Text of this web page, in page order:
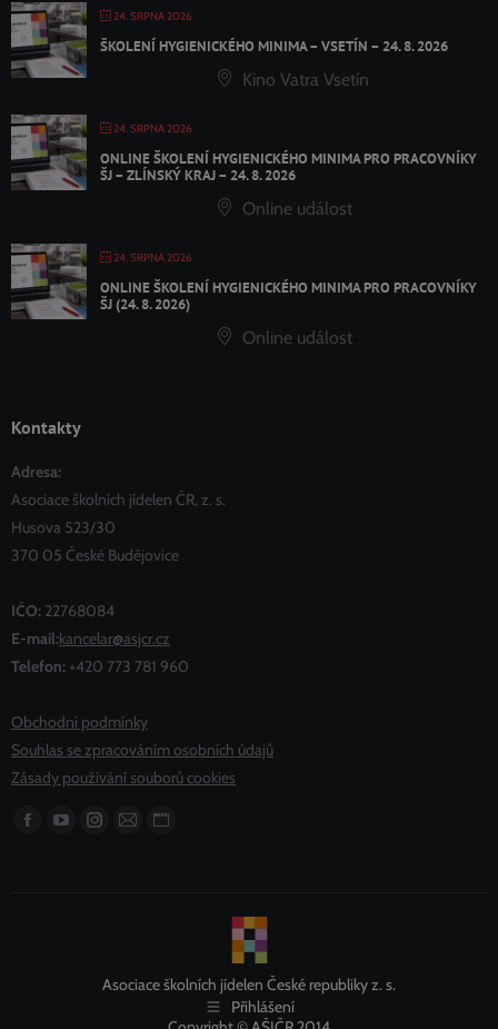
24. SRPNA 2026
ŠKOLENÍ HYGIENICKÉHO MINIMA – VSETÍN – 24. 8. 2026
Kino Vatra Vsetín
24. SRPNA 2026
ONLINE ŠKOLENÍ HYGIENICKÉHO MINIMA PRO PRACOVNÍKY
ŠJ – ZLÍNSKÝ KRAJ – 24. 8. 2026
Online událost
24. SRPNA 2026
ONLINE ŠKOLENÍ HYGIENICKÉHO MINIMA PRO PRACOVNÍKY
ŠJ (24. 8. 2026)
Online událost
Kontakty
Adresa:
Asociace školních jídelen ČR, z. s.
Husova 523/30
370 05 České Budějovice
IČO: 22768084
E-mail:kancelar@asjcr.cz
Telefon: +420 773 781 960
Obchodní podmínky
Souhlas se zpracováním osobních údajů
Zásady používání souborů cookies
Najdete nás na:
stránka stránka
novém
stránka
novém
stránka
novém
stránka
v
Asociace školních jídelen České republiky z. s.
Přihlášení